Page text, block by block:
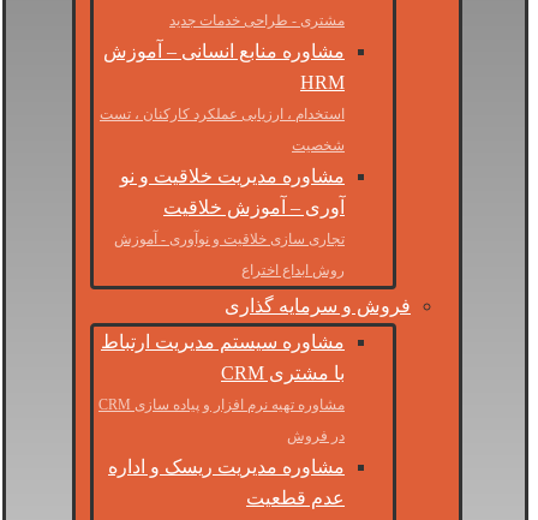
مشتری - طراحی خدمات جدید
مشاوره منابع انسانی – آموزش
HRM
استخدام ، ارزیابی عملکرد کارکنان ، تست
شخصیت
مشاوره مدیریت خلاقیت و نو
آوری – آموزش خلاقیت
تجاری سازی خلاقیت و نوآوری - آموزش
روش ابداع اختراع
فروش و سرمایه گذاری
مشاوره سیستم مدیریت ارتباط
با مشتری CRM
مشاوره تهیه نرم افزار و پیاده سازی CRM
در فروش
مشاوره مدیریت ریسک و اداره
عدم قطعیت